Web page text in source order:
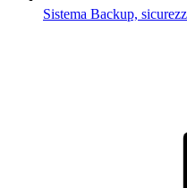
Sistema Backup,